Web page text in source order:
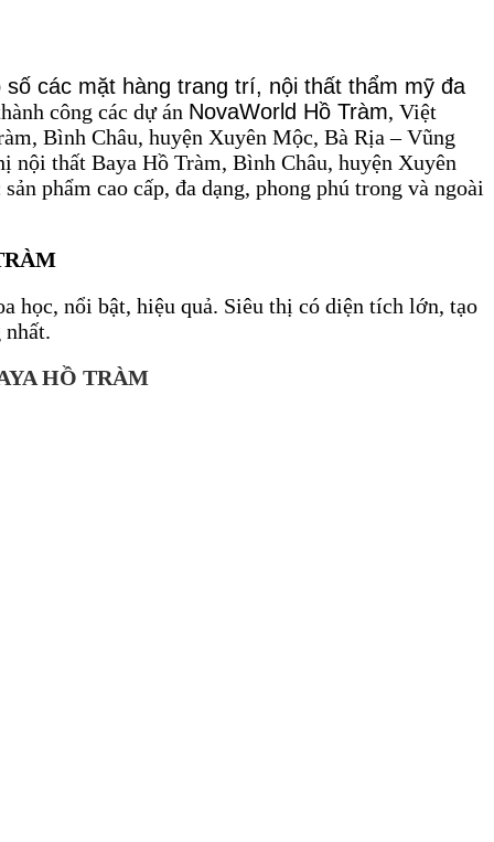
các mặt hàng trang trí, nội thất thẩm mỹ đa
công các dự án NovaWorld Hồ Tràm, Việt
Bình Châu, huyện Xuyên Mộc, Bà Rịa – Vũng
nội thất Baya Hồ Tràm, Bình Châu, huyện Xuyên
phẩm cao cấp, đa dạng, phong phú trong và ngoài
học, nổi bật, hiệu quả. Siêu thị có diện tích lớn, tạo
HỒ TRÀM